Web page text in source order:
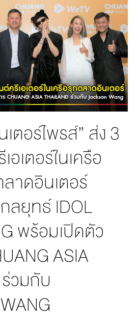
ACTS
STUDIO
เตอร์ไพรส์” ส่ง 3
เตอร์ในเครือ
าดอินเตอร์
ลยุทธ์ IDOL
พร้อมเปิดตัว
ASIA
วมกับ